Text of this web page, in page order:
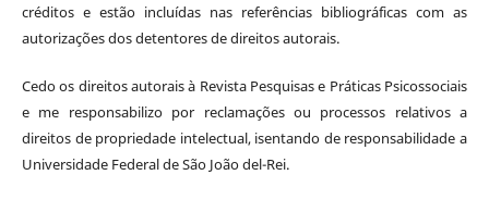
créditos e estão incluídas nas referências bibliográficas com as
autorizações dos detentores de direitos autorais.
Cedo os direitos autorais à Revista Pesquisas e Práticas Psicossociais
e me responsabilizo por reclamações ou processos relativos a
direitos de propriedade intelectual, isentando de responsabilidade a
Universidade Federal de São João del-Rei.